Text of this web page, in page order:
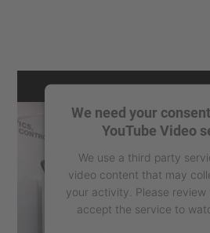
We need your
YouTube Video
We use a third party
video content that may
your activity. Please review
accept the service to